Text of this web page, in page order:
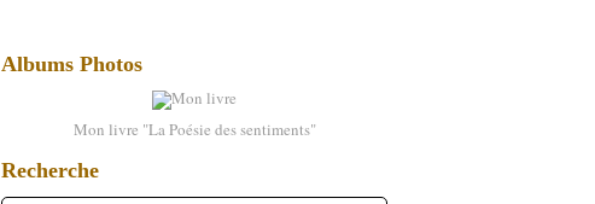
Albums Photos
Mon livre "La Poésie des sentiments"
Recherche